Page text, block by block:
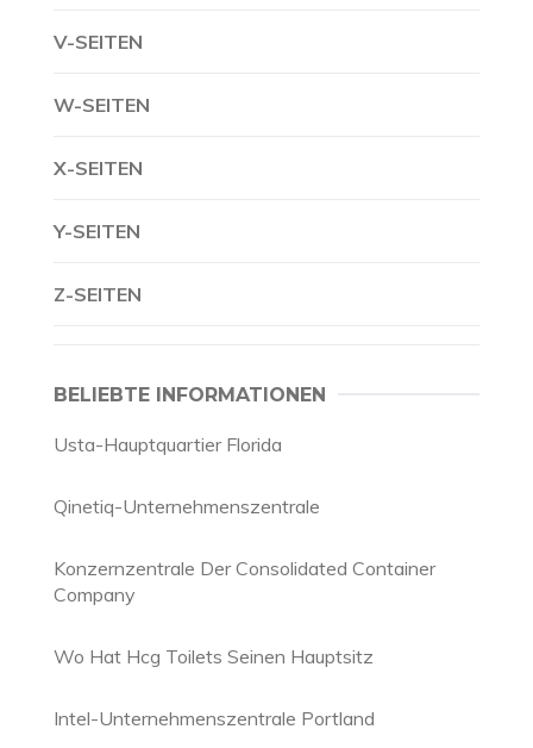
V-SEITEN
W-SEITEN
X-SEITEN
Y-SEITEN
Z-SEITEN
BELIEBTE INFORMATIONEN
Usta-Hauptquartier Florida
Qinetiq-Unternehmenszentrale
Konzernzentrale Der Consolidated Container
Company
Wo Hat Hcg Toilets Seinen Hauptsitz
Intel-Unternehmenszentrale Portland